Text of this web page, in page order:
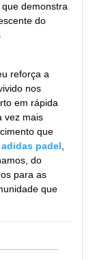
demonstra
do
reforça a
nos
em rápida
vez mais
que
adidas padel
do
para as
que